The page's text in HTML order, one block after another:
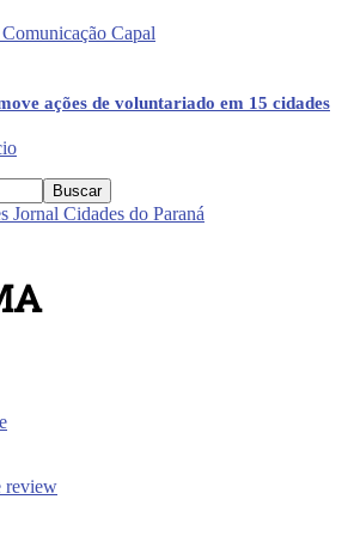
ações de voluntariado em 15 cidades
Jornal Cidades do Paraná
review